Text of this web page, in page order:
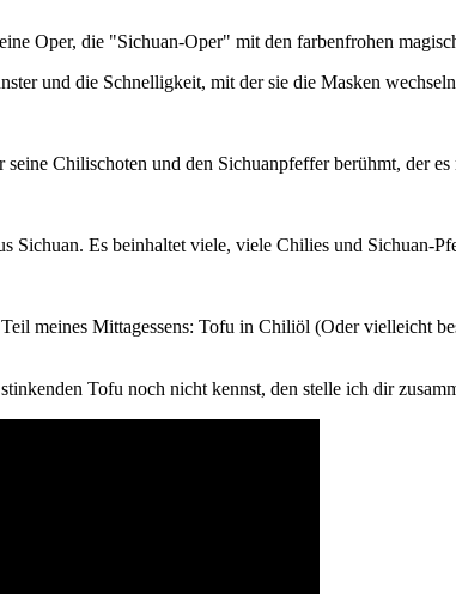
Oper, die "Sichuan-Oper" mit den farbenfrohen
und die Schnelligkeit, mit der sie die Masken
seine Chilischoten und den Sichuanpfeffer berühmt, der
Sichuan. Es beinhaltet viele, viele Chilies und Sichuan-
meines Mittagessens: Tofu in Chiliöl (Oder vielleicht
Tofu noch nicht kennst, den stelle ich dir